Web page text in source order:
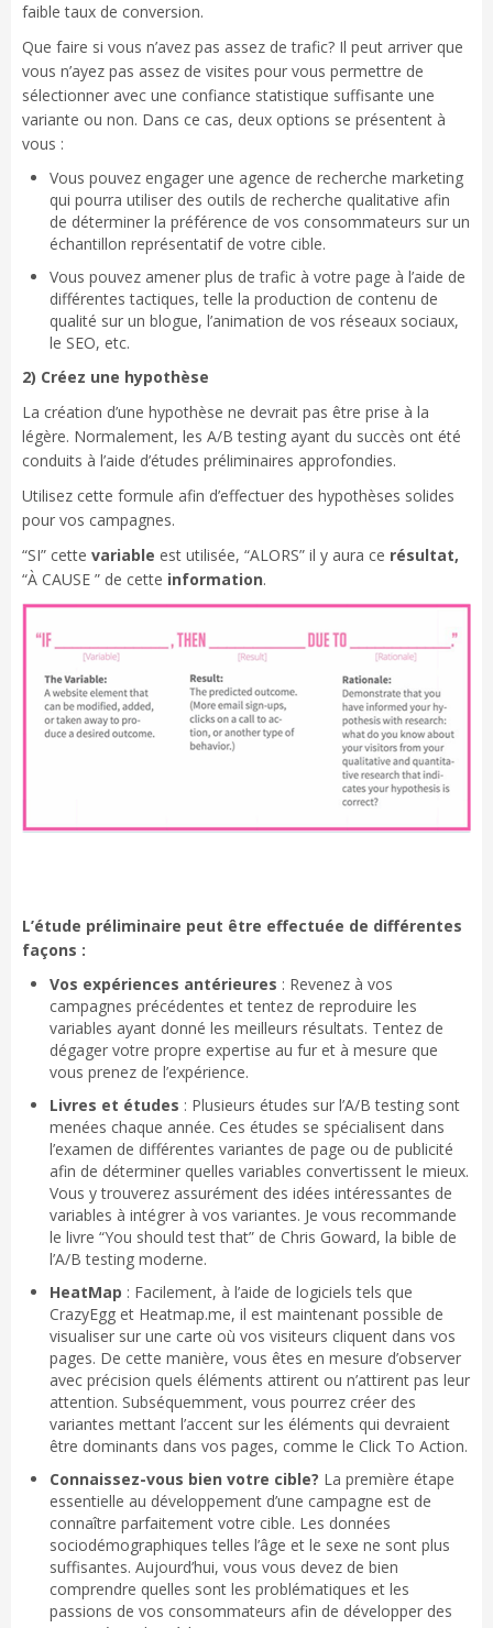
faible taux de conversion.
Que faire si vous n’avez pas assez de trafic? Il peut arriver que
vous n’ayez pas assez de visites pour vous permettre de
sélectionner avec une confiance statistique suffisante une
variante ou non. Dans ce cas, deux options se présentent à
vous :
Vous pouvez engager une agence de recherche marketing
qui pourra utiliser des outils de recherche qualitative afin
de déterminer la préférence de vos consommateurs sur un
échantillon représentatif de votre cible.
Vous pouvez amener plus de trafic à votre page à l’aide de
différentes tactiques, telle la production de contenu de
qualité sur un blogue, l’animation de vos réseaux sociaux,
le SEO, etc.
2) Créez une hypothèse
La création d’une hypothèse ne devrait pas être prise à la
légère. Normalement, les A/B testing ayant du succès ont été
conduits à l’aide d’études préliminaires approfondies.
Utilisez cette formule afin d’effectuer des hypothèses solides
pour vos campagnes.
“SI” cette variable est utilisée, “ALORS” il y aura ce résultat,
“À CAUSE ” de cette information.
L’étude préliminaire peut être effectuée de différentes
façons :
Vos expériences antérieures : Revenez à vos
campagnes précédentes et tentez de reproduire les
variables ayant donné les meilleurs résultats. Tentez de
dégager votre propre expertise au fur et à mesure que
vous prenez de l’expérience.
Livres et études : Plusieurs études sur l’A/B testing sont
menées chaque année. Ces études se spécialisent dans
l’examen de différentes variantes de page ou de publicité
afin de déterminer quelles variables convertissent le mieux.
Vous y trouverez assurément des idées intéressantes de
variables à intégrer à vos variantes. Je vous recommande
le livre “You should test that” de Chris Goward, la bible de
l’A/B testing moderne.
HeatMap : Facilement, à l’aide de logiciels tels que
CrazyEgg et Heatmap.me, il est maintenant possible de
visualiser sur une carte où vos visiteurs cliquent dans vos
pages. De cette manière, vous êtes en mesure d’observer
avec précision quels éléments attirent ou n’attirent pas leur
attention. Subséquemment, vous pourrez créer des
variantes mettant l’accent sur les éléments qui devraient
être dominants dans vos pages, comme le Click To Action.
Connaissez-vous bien votre cible? La première étape
essentielle au développement d’une campagne est de
connaître parfaitement votre cible. Les données
sociodémographiques telles l’âge et le sexe ne sont plus
suffisantes. Aujourd’hui, vous vous devez de bien
comprendre quelles sont les problématiques et les
passions de vos consommateurs afin de développer des